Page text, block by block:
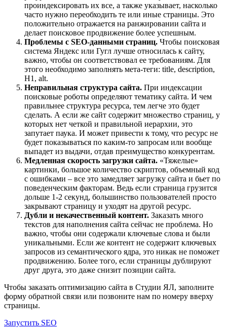
проиндексировать их все, а также указывает, насколько
часто нужно переобходить те или иные страницы. Это
положительно отражается на ранжировании сайта и
делает поисковое продвижение более успешным.
Проблемы с SEO-данными страниц. Чтобы поисковая
система Яндекс или Гугл лучше относилась к сайту,
важно, чтобы он соответствовал ее требованиям. Для
этого необходимо заполнять мета-теги: title, description,
H1, alt.
Неправильная структура сайта. При индексации
поисковые роботы определяют тематику сайта. И чем
правильнее структура ресурса, тем легче это будет
сделать. А если же сайт содержит множество страниц, у
которых нет четкой и правильной иерархии, это
запутает паука. И может привести к тому, что ресурс не
будет показываться по каким-то запросам или вообще
выпадет из выдачи, отдав преимущество конкурентам.
Медленная скорость загрузки сайта. «Тяжелые»
картинки, большое количество скриптов, объемный код
с ошибками – все это замедляет загрузку сайта и бьет по
поведенческим факторам. Ведь если страница грузится
дольше 1-2 секунд, большинство пользователей просто
закрывают страницу и уходят на другой ресурс.
Дубли и некачественный контент. Заказать много
текстов для наполнения сайта сейчас не проблема. Но
важно, чтобы они содержали ключевые слова и были
уникальными. Если же контент не содержит ключевых
запросов из семантического ядра, это никак не поможет
продвижению. Более того, если страницы дублируют
друг друга, это даже снизит позиции сайта.
Чтобы заказать оптимизацию сайта в Студии ЯЛ, заполните
форму обратной связи или позвоните нам по номеру вверху
страницы.
Запустить SEO